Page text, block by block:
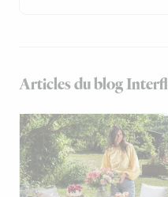
Articles du blog